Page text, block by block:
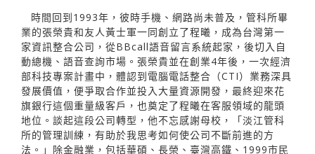
時間回到1993年，彼時手機、網路尚未普及，管科所畢
業的張榮貴和友人黃士軍一同創立了程曦，成為台灣第一
家資訊整合公司，從BBcall語音留言系統起家，後切入自
動總機、語音查詢市場。張榮貴並在創業4年後，一次經濟
部科技專案計畫中，體認到電腦電話整合（CTI）業務深具
發展價值，便爭取合作並投入大量資源開發，最終迎來花
旗銀行這個重量級客戶，也奠定了程曦在客服領域的龍頭
地位。談起這段公司轉型，他不忘感謝母校，「淡江管科
所的管理訓練，有助於我思考如何使公司不斷前進的方
法。」除金融業，包括華碩、長榮、臺灣高鐵、1999市民